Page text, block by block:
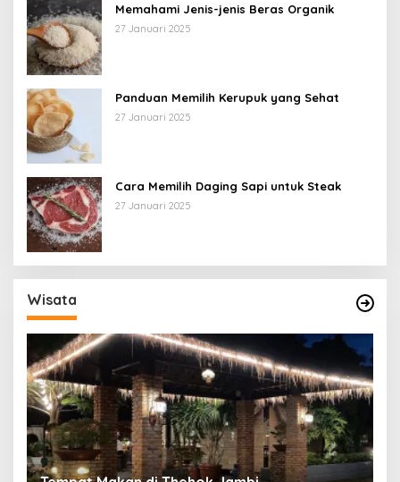
Memahami Jenis-jenis Beras Organik
27 Januari 2025
Panduan Memilih Kerupuk yang Sehat
27 Januari 2025
Cara Memilih Daging Sapi untuk Steak
27 Januari 2025
Wisata